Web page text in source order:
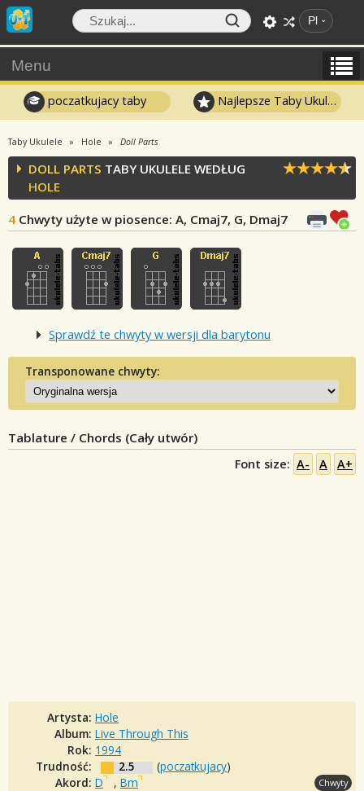
Pl
Menu
poczatkujacy taby Najlepsze Taby Ukulele
Taby Ukulele Hole Doll Parts
DOLL PARTS TABY UKULELE WEDŁUG
HOLE
4 Chwyty użyte w piosence: A, Cmaj7, G, Dmaj7
Sprawdź te chwyty w wersji dla barytonu
Transponowane chwyty:
Tablature / Chords (Cały utwór)
Font size: A- A A+
Artysta: Hole
Album: Live Through This
Rok: 1994
Trudność:
2.5 (poczatkujacy)
Akord: D , Bm Chwyty